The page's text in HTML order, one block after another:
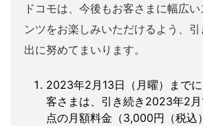
ドコモは、今後もお客さまに幅広
ンツをお楽しみいただけるよう、
出に努めてまいります。
2023年2月13日（月曜）まで
客さまは、引き続き2023年2
点の月額料金（3,000円（税込